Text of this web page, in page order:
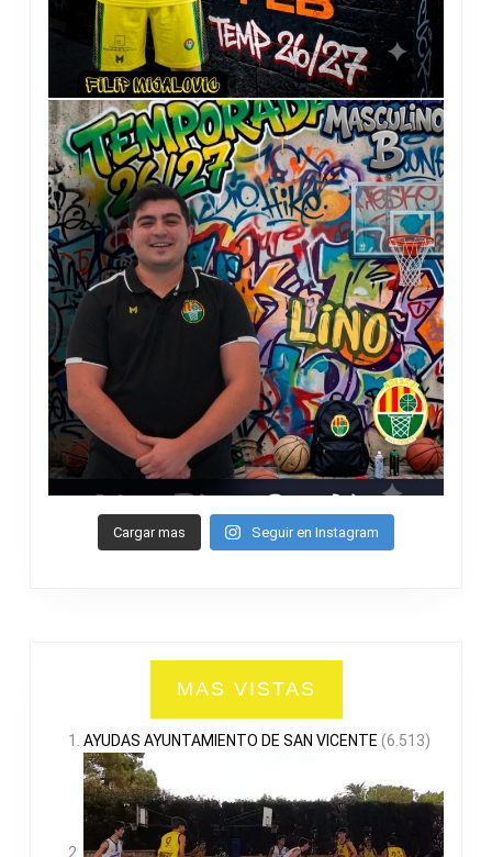
Cargar mas Seguir en Instagram
MAS VISTAS
AYUDAS AYUNTAMIENTO DE SAN VICENTE (6.513)